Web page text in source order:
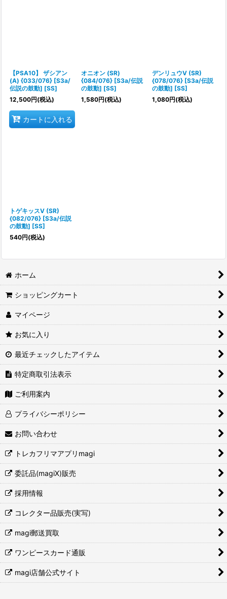
【PSA10】 ザシアン
(A) {033/076} [S3a/
伝説の鼓動] [SS]
12,500円(税込)
カートに入れる
オニオン (SR)
{084/076} [S3a/伝説
の鼓動] [SS]
1,580円(税込)
デンリュウV (SR)
{078/076} [S3a/伝説
の鼓動] [SS]
1,080円(税込)
トゲキッスV (SR)
{082/076} [S3a/伝説
の鼓動] [SS]
540円(税込)
ホーム
ショッピングカート
マイページ
お気に入り
最近チェックしたアイテム
特定商取引法表示
ご利用案内
プライバシーポリシー
お問い合わせ
トレカフリマアプリmagi
委託品(magiX)販売
採用情報
コレクター品販売(実写)
magi郵送買取
ワンピースカード通販
magi店舗公式サイト